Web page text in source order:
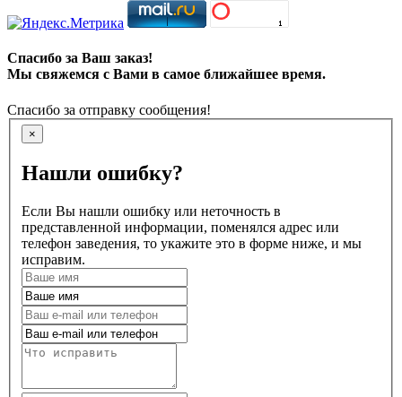
Спасибо за Ваш заказ!
Мы свяжемся с Вами в самое ближайшее время.
Спасибо за отправку сообщения!
×
Нашли ошибку?
Если Вы нашли ошибку или неточность в
представленной информации, поменялся адрес или
телефон заведения, то укажите это в форме ниже, и мы
исправим.